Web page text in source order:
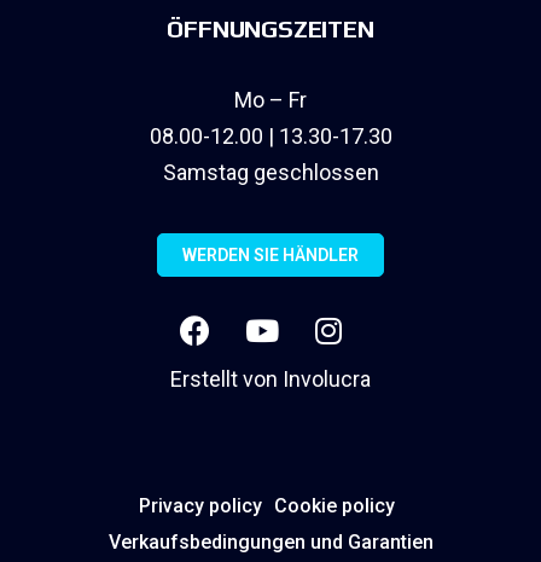
ÖFFNUNGSZEITEN
Mo – Fr
08.00-12.00 | 13.30-17.30
Samstag geschlossen
WERDEN SIE HÄNDLER
Erstellt von Involucra
Privacy policy Cookie policy
Verkaufsbedingungen und Garantien